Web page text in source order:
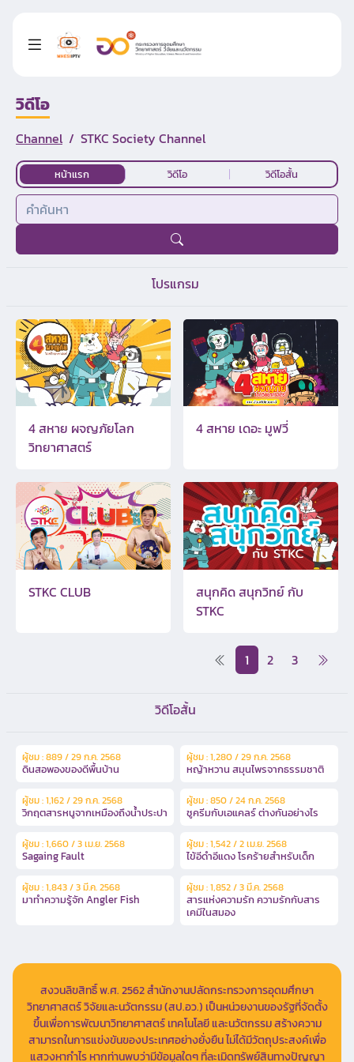
วิดีโอ
Channel STKC Society Channel
หน้าแรก วิดีโอ วิดีโอสั้น
โปรแกรม
4 สหาย ผจญภัยโลก
วิทยาศาสตร์
4 สหาย เดอะ มูฟวี่
STKC CLUB
สนุกคิด สนุกวิทย์ กับ
STKC
1 2 3
วิดีโอสั้น
ผู้ชม : 889 / 29 ก.ค. 2568
ดินสอพองของดีพื้นบ้าน
ผู้ชม : 1,280 / 29 ก.ค. 2568
หญ้าหวาน สมุนไพรจากธรรมชาติ
ผู้ชม : 1,162 / 29 ก.ค. 2568
วิกฤตสารหนูจากเหมืองถึงน้ำประปา
ผู้ชม : 850 / 24 ก.ค. 2568
ชูครีมกับเอแคลร์ ต่างกันอย่างไร
ผู้ชม : 1,660 / 3 เม.ย. 2568
Sagaing Fault
ผู้ชม : 1,542 / 2 เม.ย. 2568
ไข้อีดำอีแดง โรคร้ายสำหรับเด็ก
ผู้ชม : 1,843 / 3 มี.ค. 2568
มาทำความรู้จัก Angler Fish
ผู้ชม : 1,852 / 3 มี.ค. 2568
สารแห่งความรัก ความรักกับสาร
เคมีในสมอง
สงวนลิขสิทธิ์ พ.ศ. 2562 สำนักงานปลัดกระทรวงการอุดมศึกษา
วิทยาศาสตร์ วิจัยและนวัตกรรม (สป.อว.) เป็นหน่วยงานของรัฐที่จัดตั้ง
ขึ้นเพื่อการพัฒนาวิทยาศาสตร์ เทคโนโลยี และนวัตกรรม สร้างความ
สามารถในการแข่งขันของประเทศอย่างยั่งยืน ไม่ได้มีวัตถุประสงค์เพื่อ
แสวงหากำไร หากท่านพบว่ามีข้อมูลใดๆ ที่ละเมิดทรัพย์สินทางปัญญา